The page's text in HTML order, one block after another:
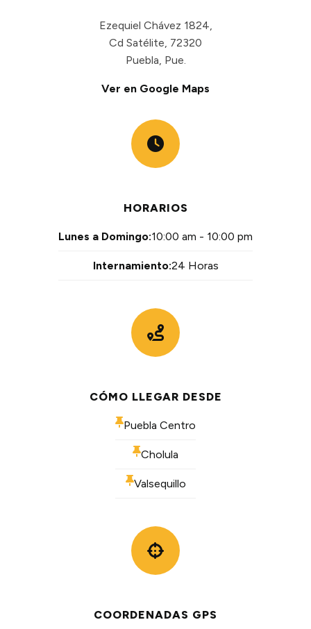
Ezequiel Chávez 1824,
Cd Satélite, 72320
Puebla, Pue.
Ver en Google Maps
HORARIOS
Lunes a Domingo:10:00 am - 10:00 pm
Internamiento:24 Horas
CÓMO LLEGAR DESDE
Puebla Centro
Cholula
Valsequillo
COORDENADAS GPS